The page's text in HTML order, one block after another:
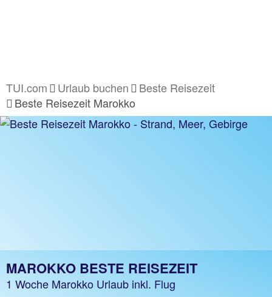
TUI.com Urlaub buchen
Beste Reisezeit
Beste Reisezeit Marokko
MAROKKO BESTE REISEZEIT
1 Woche Marokko Urlaub inkl. Flug